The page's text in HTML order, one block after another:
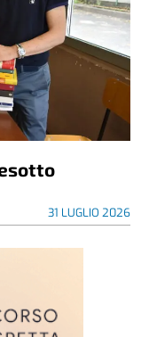
31 LUGLIO 2026